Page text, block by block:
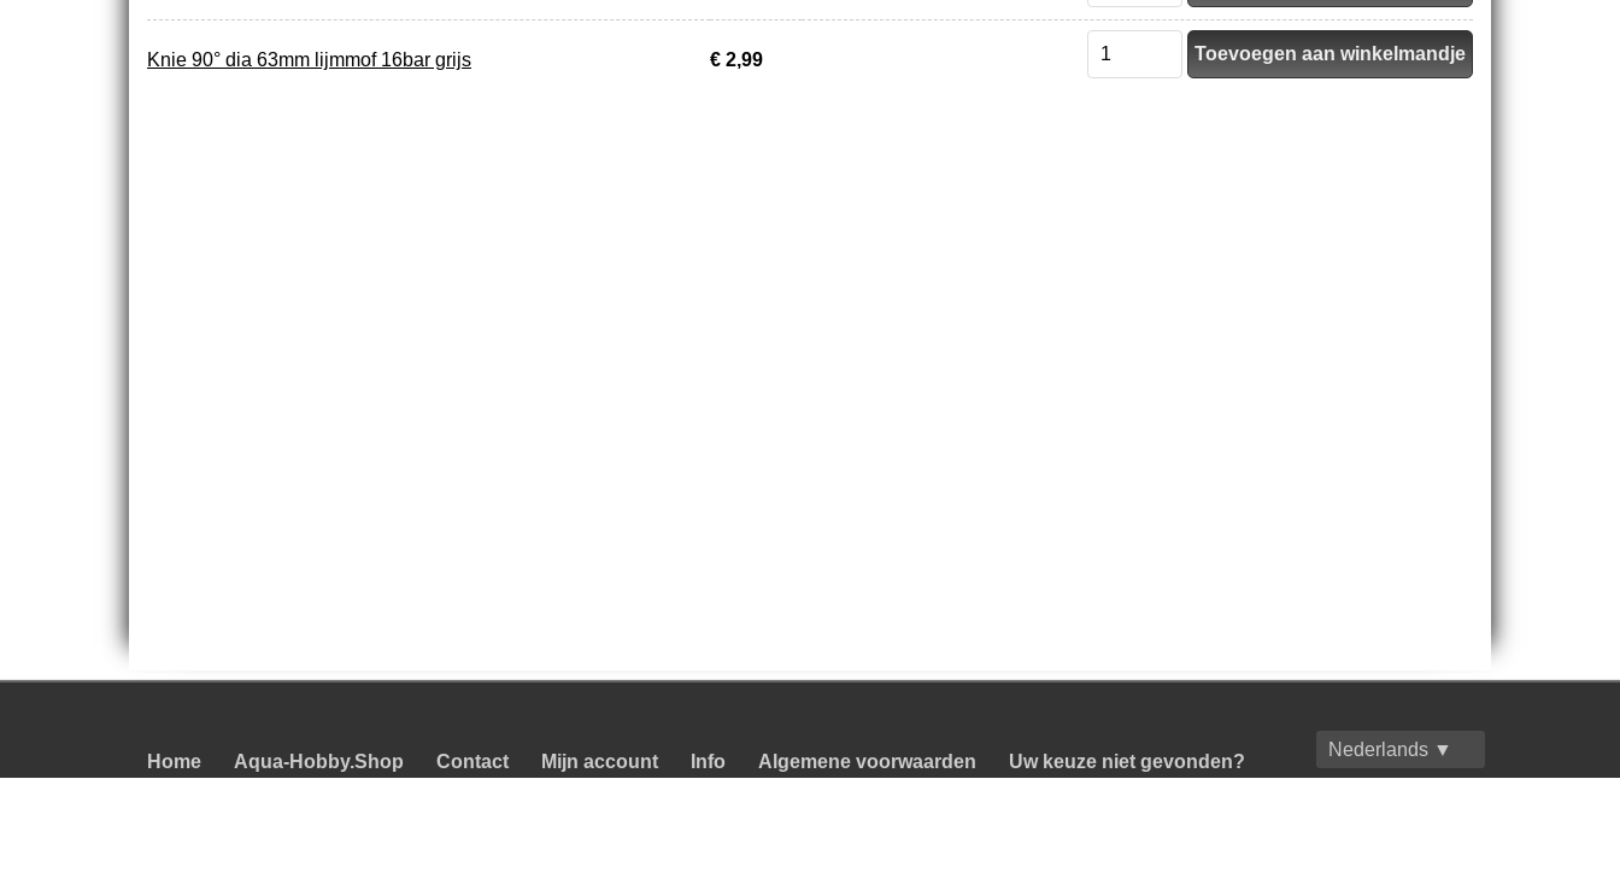
Knie 90° dia 63mm lijmmof 16bar grijs € 2,99 Toevoegen aan winkelmandje
Home Aqua-Hobby.Shop Contact Mijn account Info Algemene voorwaarden Uw keuze niet gevonden?
Nederlands ▼